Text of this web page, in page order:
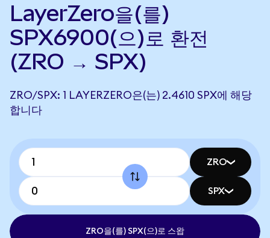
LayerZero을(를)
SPX6900(으)로 환전
(ZRO → SPX)
ZRO/SPX: 1 LAYERZERO은(는) 2.4610 SPX에 해당
합니다
ZRO
SPX
ZRO을(를) SPX(으)로 스왑